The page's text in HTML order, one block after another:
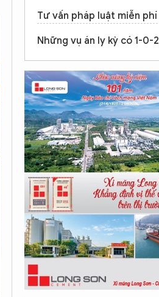
Tư vấn pháp luật miễn phí
Những vụ án ly kỳ có 1-0-2